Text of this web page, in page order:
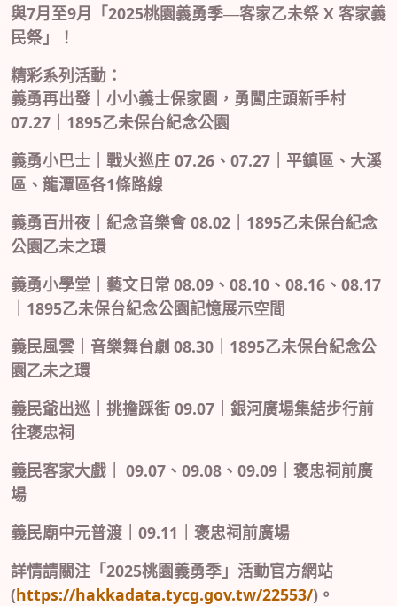
與7月至9月「 2025桃園義勇季—客家乙未祭 X 客家義
民祭」！
精彩系列活動：
義勇再出發｜小小義士保家園，勇闖庄頭新手村
07.27 1895乙未保台紀念公園
義勇小巴士｜戰火巡庄 07.26 、 07.27 ｜平鎮區、大溪
區、龍潭區各1條路線
義勇百卅夜｜紀念音樂會 08.02 1895乙未保台紀念
公園乙未之環
義勇小學堂｜藝文日常 08.09 、 08.10 、 08.16 、 08.17
1895乙未保台紀念公園記憶展示空間
義民風雲｜音樂舞台劇 08.30 1895乙未保台紀念公
園乙未之環
義民爺出巡｜挑擔踩街 09.07 ｜銀河廣場集結步行前
往褒忠祠
義民客家大戲｜ 09.07 、 09.08 、 09.09 ｜褒忠祠前廣
場
義民廟中元普渡｜ 09.11 ｜褒忠祠前廣場
詳情請關注「 2025桃園義勇季」活動官方網站
(https://hakkadata.tycg.gov.tw/22553/) 。